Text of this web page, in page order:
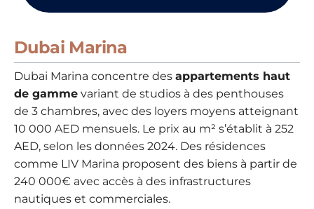
Dubai Marina
Dubai Marina concentre des appartements haut
de gamme variant de studios à des penthouses
de 3 chambres, avec des loyers moyens atteignant
10 000 AED mensuels. Le prix au m² s’établit à 252
AED, selon les données 2024. Des résidences
comme LIV Marina proposent des biens à partir de
240 000€ avec accès à des infrastructures
nautiques et commerciales.